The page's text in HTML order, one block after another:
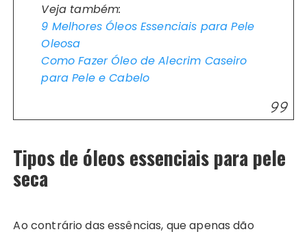
Veja também:
9 Melhores Óleos Essenciais para Pele
Oleosa
Como Fazer Óleo de Alecrim Caseiro
para Pele e Cabelo
Tipos de óleos essenciais para pele
seca
Ao contrário das essências, que apenas dão